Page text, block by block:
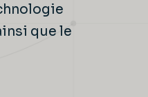
que le